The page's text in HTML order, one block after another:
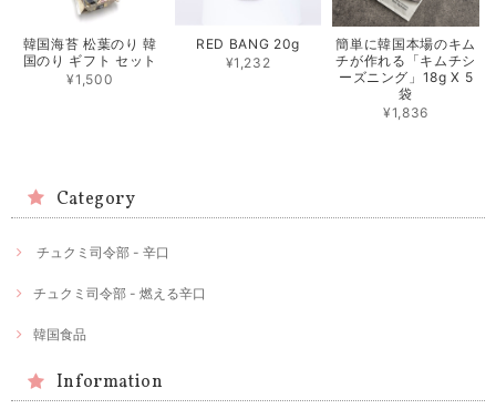
韓国海苔 松葉のり 韓
国のり ギフト セット
¥1,500
RED BANG 20g
¥1,232
簡単に韓国本場のキム
チが作れる「キムチシ
ーズニング」18g X 5
袋
¥1,836
Category
チュクミ司令部 - 辛口
チュクミ司令部 - 燃える辛口
韓国食品
Information